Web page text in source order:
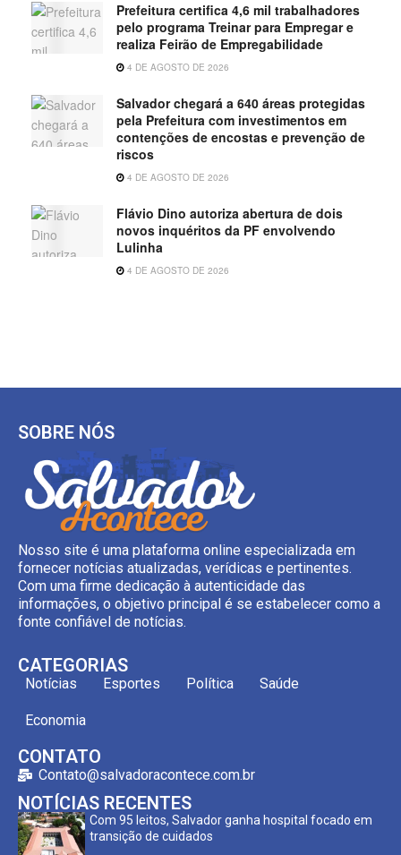
Prefeitura certifica 4,6 mil trabalhadores
pelo programa Treinar para Empregar e
realiza Feirão de Empregabilidade
4 DE AGOSTO DE 2026
Salvador chegará a 640 áreas protegidas
pela Prefeitura com investimentos em
contenções de encostas e prevenção de
riscos
4 DE AGOSTO DE 2026
Flávio Dino autoriza abertura de dois
novos inquéritos da PF envolvendo
Lulinha
4 DE AGOSTO DE 2026
SOBRE NÓS
Nosso site é uma plataforma online especializada em
fornecer notícias atualizadas, verídicas e pertinentes.
Com uma firme dedicação à autenticidade das
informações, o objetivo principal é se estabelecer como a
fonte confiável de notícias.
CATEGORIAS
Notícias Esportes Política Saúde
Economia
CONTATO
Contato@salvadoracontece.com.br
NOTÍCIAS RECENTES
Com 95 leitos, Salvador ganha hospital focado em
transição de cuidados